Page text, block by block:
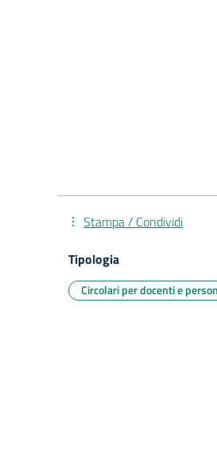
Stampa / Condividi
Tipologia
Circolari per docenti e